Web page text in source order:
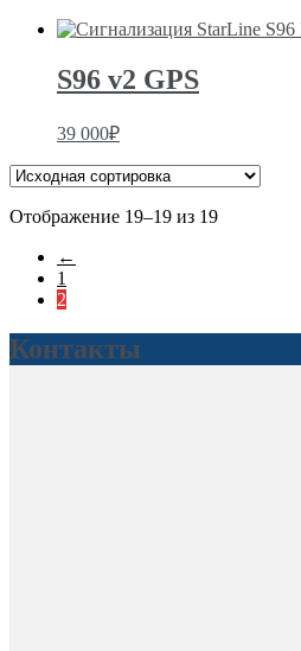
S96 v2 GPS
39 000₽
Отображение 19–19 из 19
←
1
2
Контакты